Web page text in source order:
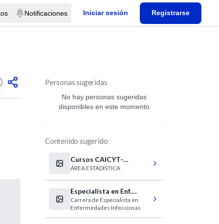
Notificaciones Iniciar sesión Registrarse
Personas sugeridas
No hay personas sugeridas
disponibles en este momento
Contenido sugerido
Cursos CAICYT-
CONICET 2009
ÁREA ESTADÍSTICA
Especialista en Enf.
Infecciosas (Muñiz)
Carrera de Especialista en
Enfermedades Infecciosas